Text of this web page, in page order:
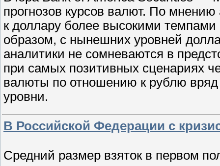
прогнозов курсов валют. По мнению
к доллару более высокими темпами
образом, с нынешних уровней
аналитики не сомневаются в
при самых позитивных сценариях
валюты по отношению к рублю
уровни.
В Российской Федерации с
Средний размер взяток в первом